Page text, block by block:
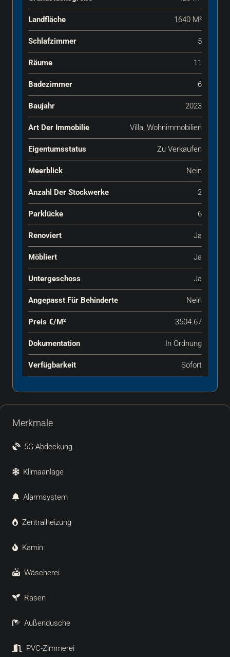
Landfläche 1640 M²
Schlafzimmer 5
Räume 11
Badezimmer 6
Baujahr 2023
Art Der Immobilie Villa, Wohnimmobilien
Eigentumsstatus Zu Verkaufen
Meerblick Nein
Anzahl Der Stockwerke 2
Parklücke 6
Renoviert Ja
Möbliert Ja
Untergeschoss Ja
Angepasst Für Behinderte Nein
Preis €‎/m² 3504.67
Dokumentation In Ordnung
Verfügbarkeit Sofort
Merkmale
5G-Abdeckung
Klimaanlage
Alarmsystem
Zentralheizung
Kamin
Wäscherei
Rasen
Außendusche
PVC-Zimmerei